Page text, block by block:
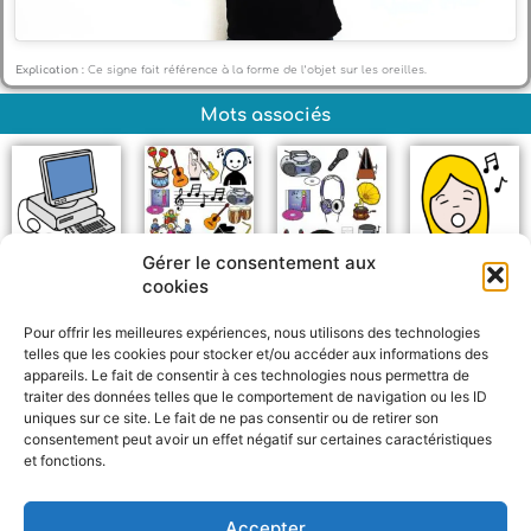
Gérer le consentement aux
cookies
Pour offrir les meilleures expériences, nous utilisons des technologies
telles que les cookies pour stocker et/ou accéder aux informations des
appareils. Le fait de consentir à ces technologies nous permettra de
traiter des données telles que le comportement de navigation ou les ID
uniques sur ce site. Le fait de ne pas consentir ou de retirer son
consentement peut avoir un effet négatif sur certaines caractéristiques
et fonctions.
Explication : Ce signe fait référence à la forme de l’objet sur les oreilles.
Mots associés
Musique Objets musicaux Chanter
a
h
e
s
a